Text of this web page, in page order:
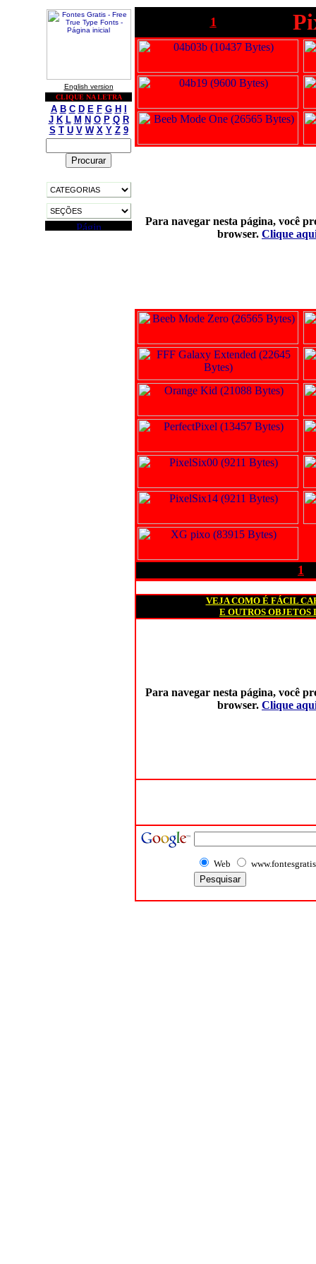
English version
CLIQUE NA LETRA
A B C D E F G H
J K L M N O P Q R
S T U V W X Y Z 9
1
Para navegar nesta página, você
browser. Clique
1
VEJA COMO É FÁCIL
E OUTROS OBJETOS
Para navegar nesta página, você
browser. Clique
Web